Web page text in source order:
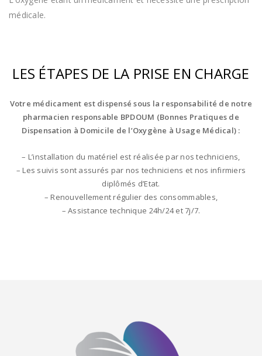
médicale.
LES ÉTAPES DE LA PRISE EN CHARGE
Votre médicament est dispensé sous la responsabilité de notre
pharmacien responsable BPDOUM (Bonnes Pratiques de
Dispensation à Domicile de l’Oxygène à Usage Médical) :
– L’installation du matériel est réalisée par nos techniciens,
– Les suivis sont assurés par nos techniciens et nos infirmiers
diplômés d’Etat.
– Renouvellement régulier des consommables,
– Assistance technique 24h/24 et 7j/7.